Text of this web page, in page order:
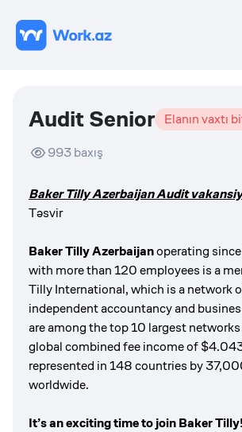
Audit Senior
Elanın vaxtı
993baxış
Baker Tilly Azerbaijan Audit
Təsvir
Baker Tilly Azerbaijanoperating
with more than 120 employees is a
Tilly International, which is a network
independent accountancy and
are among the top 10 largest
global combined fee income of
represented in 148 countries by
worldwide.
It’s an exciting time to join Baker Tilly!